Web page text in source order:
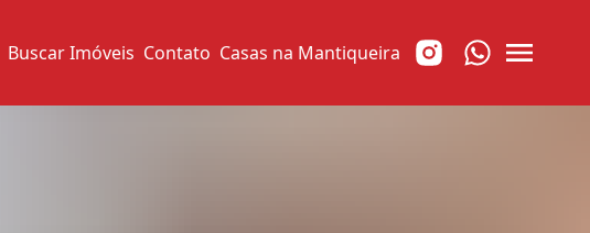
Buscar Imóveis Contato Casas na Mantiqueira